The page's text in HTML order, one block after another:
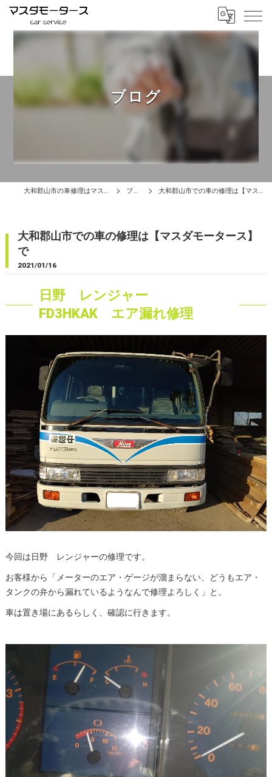
ブログ
大和郡山市の車修理はマスダモータース ブログ 大和郡山市での車の修理は【マスダモータース】で
大和郡山市での車の修理は【マスダモータース】
で
2021/01/16
日野 レンジャー
FD3HKAK エア漏れ修理
今回は日野 レンジャーの修理です。
お客様から「メーターのエア・ゲージが溜まらない、どうもエア・
タンクの弁から漏れているようなんで修理よろしく」と。
車は置き場にあるらしく、確認に行きます。